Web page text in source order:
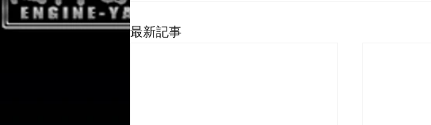
最新記事